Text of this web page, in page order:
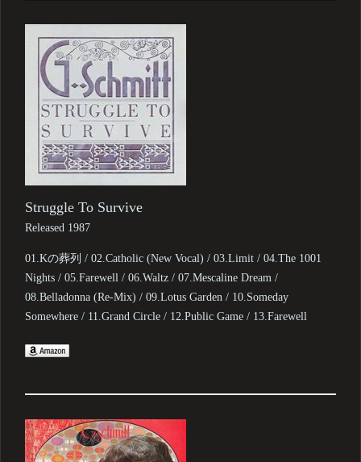
Struggle To Survive
Released 1987
01.Kの葬列 / 02.Catholic (New Vocal) / 03.Limit / 04.The 1001
Nights / 05.Farewell / 06.Waltz / 07.Mescaline Dream /
08.Belladonna (Re-Mix) / 09.Lotus Garden / 10.Someday
Somewhere / 11.Grand Circle / 12.Public Game / 13.Farewell